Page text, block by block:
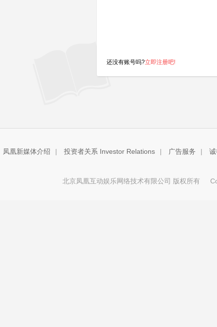
还没有账号吗?立即注册吧!
凤凰新媒体介绍 | 投资者关系 Investor Relations | 广告服务 |
北京凤凰互动娱乐网络技术有限公司 版权所有